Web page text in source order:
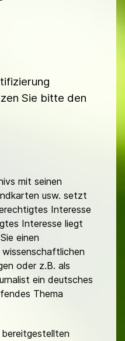
Sie bitte den
mit seinen
usw. setzt
Interesse
Interesse liegt
einen
oder z.B. als
ein deutsches
Thema